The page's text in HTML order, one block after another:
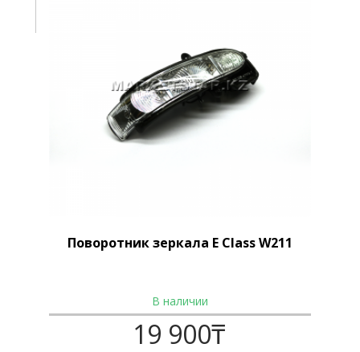
Поворотник зеркала E Class W211
В наличии
19 900₸